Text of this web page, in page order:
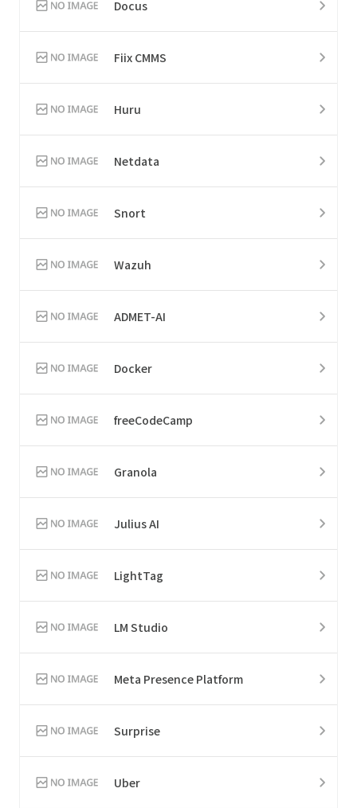
Docus
Fiix CMMS
Huru
Netdata
Snort
Wazuh
ADMET-AI
Docker
freeCodeCamp
Granola
Julius AI
LightTag
LM Studio
Meta Presence Platform
Surprise
Uber